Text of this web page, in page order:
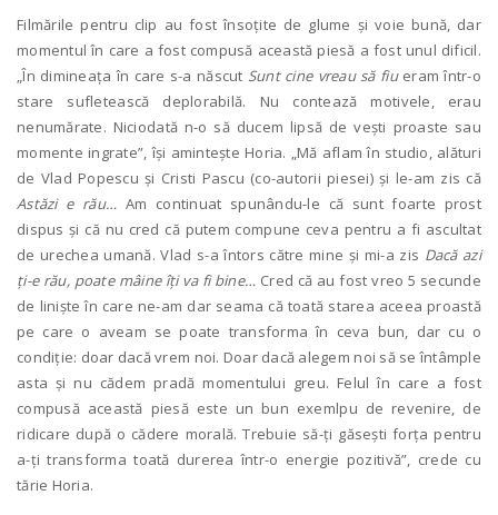
Filmările pentru clip au fost însoțite de glume și voie bună, dar
momentul în care a fost compusă această piesă a fost unul dificil.
„În dimineața în care s-a născut Sunt cine vreau să fiu eram într-o
stare sufletească deplorabilă. Nu contează motivele, erau
nenumărate. Niciodată n-o să ducem lipsă de vești proaste sau
momente ingrate”, își amintește Horia. „Mă aflam în studio, alături
de Vlad Popescu și Cristi Pascu (co-autorii piesei) și le-am zis că
Astăzi e rău… Am continuat spunându-le că sunt foarte prost
dispus și că nu cred că putem compune ceva pentru a fi ascultat
de urechea umană. Vlad s-a întors către mine și mi-a zis Dacă azi
ți-e rău, poate mâine îți va fi bine… Cred că au fost vreo 5 secunde
de liniște în care ne-am dar seama că toată starea aceea proastă
pe care o aveam se poate transforma în ceva bun, dar cu o
condiție: doar dacă vrem noi. Doar dacă alegem noi să se întâmple
asta și nu cădem pradă momentului greu. Felul în care a fost
compusă această piesă este un bun exemlpu de revenire, de
ridicare după o cădere morală. Trebuie să-ți găsești forța pentru
a-ți transforma toată durerea într-o energie pozitivă”, crede cu
tărie Horia.